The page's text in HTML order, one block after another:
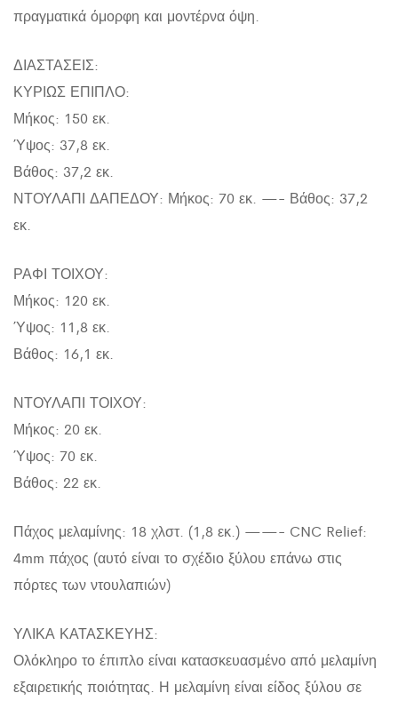
πραγματικά όμορφη και μοντέρνα όψη.
ΔΙΑΣΤΑΣΕΙΣ:
ΚΥΡΙΩΣ ΕΠΙΠΛΟ:
Μήκος: 150 εκ.
Ύψος: 37,8 εκ.
Βάθος: 37,2 εκ.
ΝΤΟΥΛΑΠΙ ΔΑΠΕΔΟΥ: Μήκος: 70 εκ. —- Βάθος: 37,2
εκ.
ΡΑΦΙ ΤΟΙΧΟΥ:
Μήκος: 120 εκ.
Ύψος: 11,8 εκ.
Βάθος: 16,1 εκ.
ΝΤΟΥΛΑΠΙ ΤΟΙΧΟΥ:
Μήκος: 20 εκ.
Ύψος: 70 εκ.
Βάθος: 22 εκ.
Πάχος μελαμίνης: 18 χλστ. (1,8 εκ.) ——- CNC Relief:
4mm πάχος (αυτό είναι το σχέδιο ξύλου επάνω στις
πόρτες των ντουλαπιών)
ΥΛΙΚΑ ΚΑΤΑΣΚΕΥΗΣ:
Ολόκληρο το έπιπλο είναι κατασκευασμένο από μελαμίνη
εξαιρετικής ποιότητας. Η μελαμίνη είναι είδος ξύλου σε